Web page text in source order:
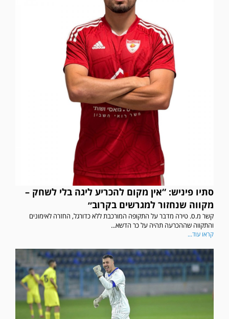
סתיו פיניש: “אין מקום להכריע ליגה בלי לשחק –
מקווה שנחזור למגרשים בקרוב״
קשר מ.ס. טירה מדבר על התקופה המורכבת ללא כדורגל, החזרה לאימונים
והתקווה שההכרעה תהיה על כר הדשא...
קראו עוד...